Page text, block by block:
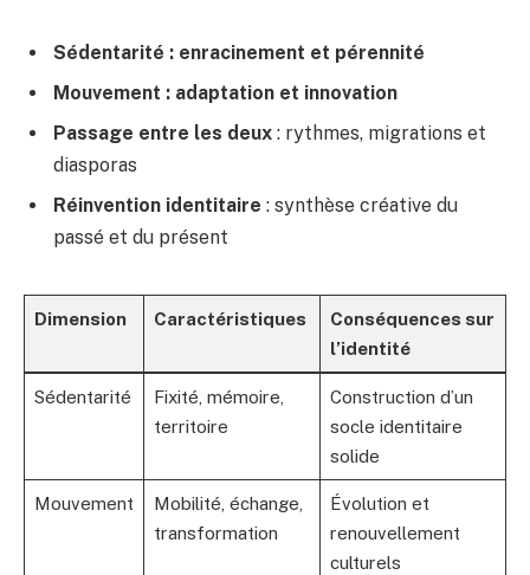
Sédentarité : enracinement et pérennité
Mouvement : adaptation et innovation
Passage entre les deux : rythmes, migrations et
diasporas
Réinvention identitaire : synthèse créative du
passé et du présent
Dimension Caractéristiques
Conséquences sur
l’identité
Sédentarité
Fixité, mémoire,
territoire
Construction d’un
socle identitaire
solide
Mouvement
Mobilité, échange,
transformation
Évolution et
renouvellement
culturels